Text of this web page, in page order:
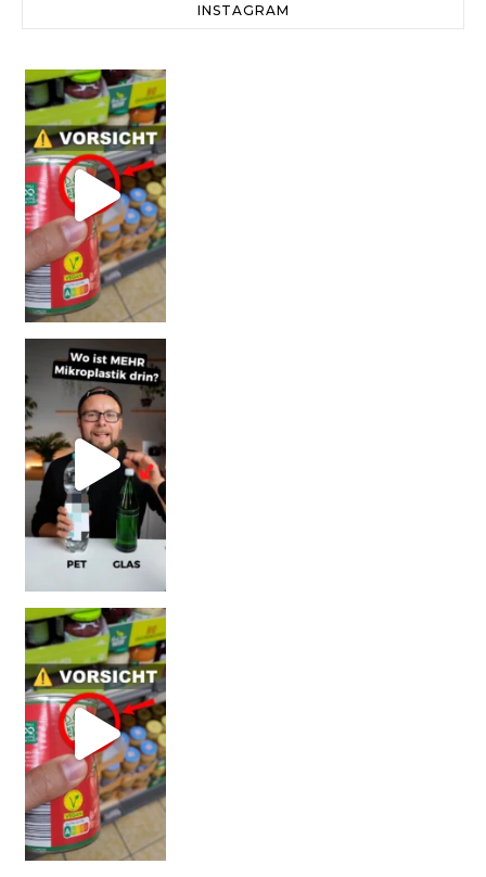
INSTAGRAM
Vorsicht! Eine Dell
SCHOCK-STUDIE: Mehr Mikroplastik in Glasflaschen
Vorsicht! Eine Dell